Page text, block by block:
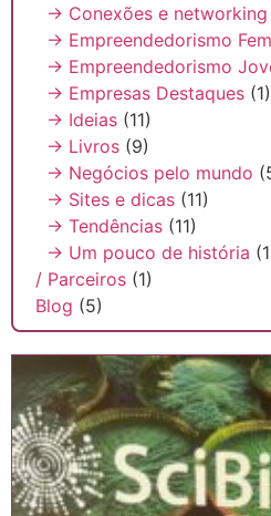
→ Conexões e networking
→ Empreendedorismo
→ Empreendedorismo
→ Empresas Destaques (1)
→ Ideias (11)
→ Livros (9)
→ Negócios pelo mundo
→ Sites e dicas (11)
→ Tendências (11)
→ Um pouco de história
/ Parceiros (1)
Blog (5)